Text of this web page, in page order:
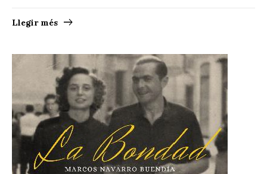
Llegir més